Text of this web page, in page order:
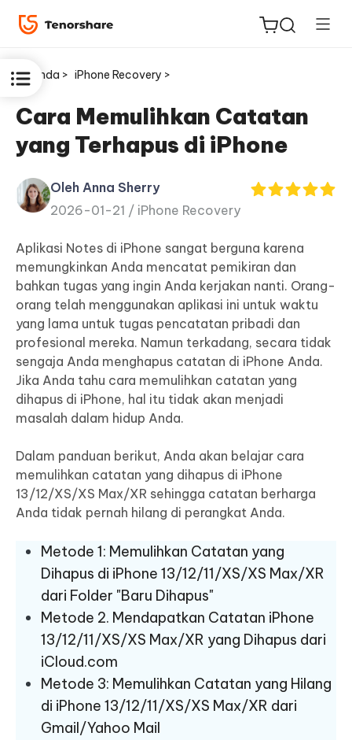
ReiBoot
untuk
iOS
Tenorshare
PDNob
Baru
iAnyGo
Beranda > iPhone Recovery >
Cara Memulihkan Catatan
yang Terhapus di iPhone
Oleh Anna Sherry
2026-01-21 / iPhone Recovery
Aplikasi Notes di iPhone sangat berguna karena
memungkinkan Anda mencatat pemikiran dan
bahkan tugas yang ingin Anda kerjakan nanti. Orang-
orang telah menggunakan aplikasi ini untuk waktu
yang lama untuk tugas pencatatan pribadi dan
profesional mereka. Namun terkadang, secara tidak
sengaja Anda menghapus catatan di iPhone Anda.
Jika Anda tahu cara memulihkan catatan yang
dihapus di iPhone, hal itu tidak akan menjadi
masalah dalam hidup Anda.
Dalam panduan berikut, Anda akan belajar cara
memulihkan catatan yang dihapus di iPhone
13/12/XS/XS Max/XR sehingga catatan berharga
Anda tidak pernah hilang di perangkat Anda.
Metode 1: Memulihkan Catatan yang
Dihapus di iPhone 13/12/11/XS/XS Max/XR
dari Folder "Baru Dihapus"
Metode 2. Mendapatkan Catatan iPhone
13/12/11/XS/XS Max/XR yang Dihapus dari
iCloud.com
Metode 3: Memulihkan Catatan yang Hilang
di iPhone 13/12/11/XS/XS Max/XR dari
Gmail/Yahoo Mail